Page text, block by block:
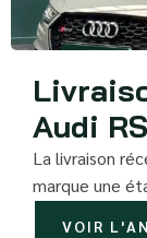
Audi
La livraison
marque une
VOIR